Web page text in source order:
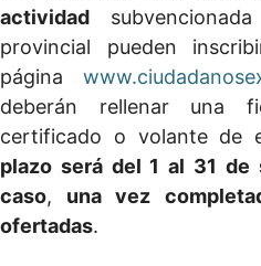
actividad
provincial pueden
página
deberán rellenar una
certificado o volante de
plazo será del 1 al 31 de
caso, una vez
ofertadas.